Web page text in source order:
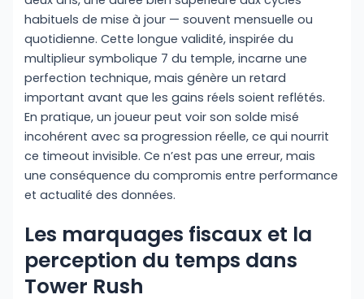
habituels de mise à jour — souvent mensuelle ou
quotidienne. Cette longue validité, inspirée du
multiplieur symbolique 7 du temple, incarne une
perfection technique, mais génère un retard
important avant que les gains réels soient reflétés.
En pratique, un joueur peut voir son solde misé
incohérent avec sa progression réelle, ce qui nourrit
ce timeout invisible. Ce n’est pas une erreur, mais
une conséquence du compromis entre performance
et actualité des données.
Les marquages fiscaux et la
perception du temps dans
Tower Rush